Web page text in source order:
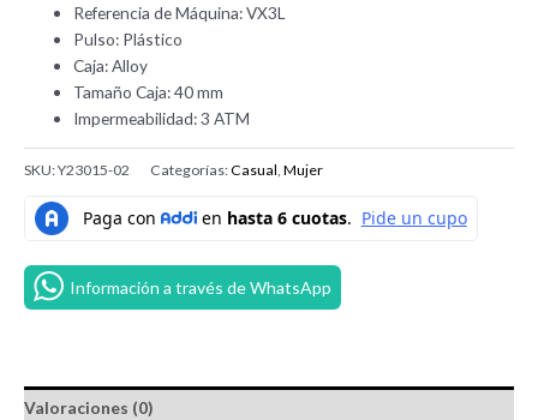
Referencia de Máquina: VX3L
Pulso: Plástico
Caja: Alloy
Tamaño Caja: 40 mm
Impermeabilidad: 3 ATM
SKU:Y23015-02 Categorías:Casual Mujer
Información a través de WhatsApp
Valoraciones (0)